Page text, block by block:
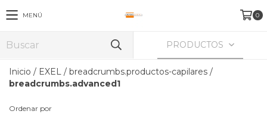
MENÚ 0
PRODUCTOS
Inicio / EXEL / breadcrumbs.productos-capilares /
breadcrumbs.advanced1
Ordenar por